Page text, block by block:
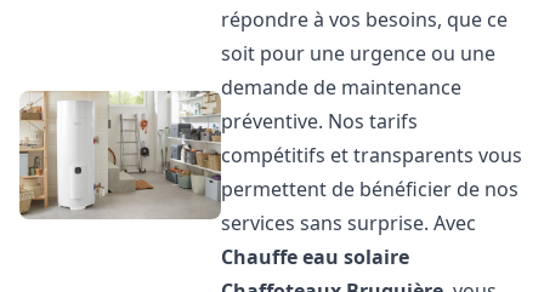
répondre à vos besoins, que ce
soit pour une urgence ou une
demande de maintenance
préventive. Nos tarifs
compétitifs et transparents vous
permettent de bénéficier de nos
services sans surprise. Avec
Chauffe eau solaire